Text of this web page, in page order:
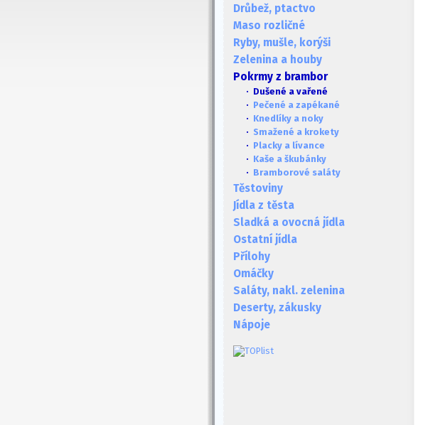
Drůbež, ptactvo
Maso rozličné
Ryby, mušle, korýši
Zelenina a houby
Pokrmy z brambor
· Dušené a vařené
· Pečené a zapékané
· Knedlíky a noky
· Smažené a krokety
· Placky a lívance
· Kaše a škubánky
· Bramborové saláty
Těstoviny
Jídla z těsta
Sladká a ovocná jídla
Ostatní jídla
Přílohy
Omáčky
Saláty, nakl. zelenina
Deserty, zákusky
Nápoje